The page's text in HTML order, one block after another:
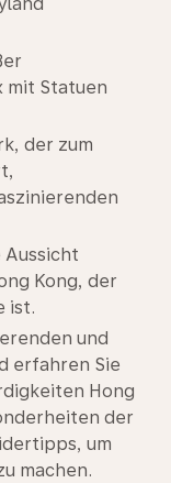
mit Statuen
der zum
Aussicht
Kong, der
ist.
und
erfahren Sie
Hong
der
um
machen.